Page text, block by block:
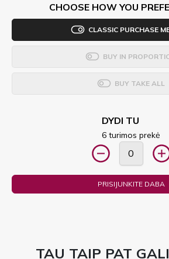
CHOOSE HOW YOU
CLASSIC PURCHASE
BUY IN
BUY TAKE ALL
DYDI TU
6 turimos prekė
PRISIJUNKITE DABA
TAU TAIP PAT